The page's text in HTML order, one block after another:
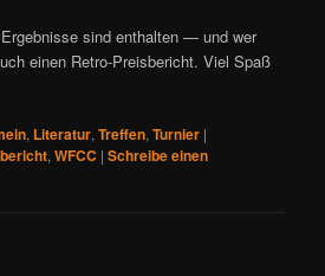
sind enthalten — und wer
einen Retro-Preisbericht. Viel Spaß
, Literatur,Treffen,Turnier |
,WFCC |Schreibe einen